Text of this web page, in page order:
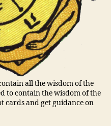
all the wisdom of the
to contain the wisdom of the
cards and get guidance on